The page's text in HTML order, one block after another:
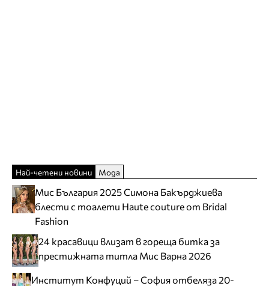
Най-четени новини Мода
Мис България 2025 Симона Бакърджиева
блести с тоалети Haute couture от Bridal
Fashion
24 красавици влизат в гореща битка за
престижната титла Мис Варна 2026
Институт Конфуций – София отбеляза 20-